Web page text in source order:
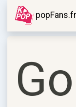
popFans.fr